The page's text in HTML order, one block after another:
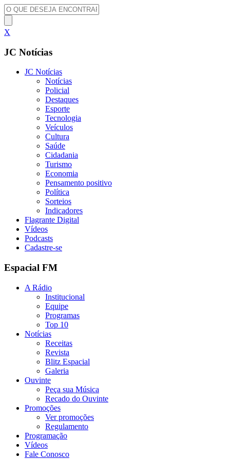
X
JC Notícias
JC Notícias
Notícias
Policial
Destaques
Esporte
Tecnologia
Veículos
Cultura
Saúde
Cidadania
Turismo
Economia
Pensamento positivo
Política
Sorteios
Indicadores
Flagrante Digital
Vídeos
Podcasts
Cadastre-se
Espacial FM
A Rádio
Institucional
Equipe
Programas
Top 10
Notícias
Receitas
Revista
Blitz Espacial
Galeria
Ouvinte
Peça sua Música
Recado do Ouvinte
Promoções
Ver promoções
Regulamento
Programação
Vídeos
Fale Conosco